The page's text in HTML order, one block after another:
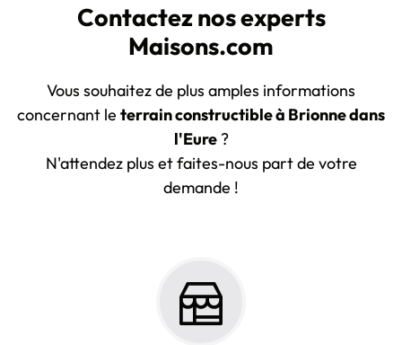
Contactez nos experts
Maisons.com
Vous souhaitez de plus amples informations
concernant le terrain constructible à Brionne dans
l'Eure?
N'attendez plus et faites-nous part de votre
demande !